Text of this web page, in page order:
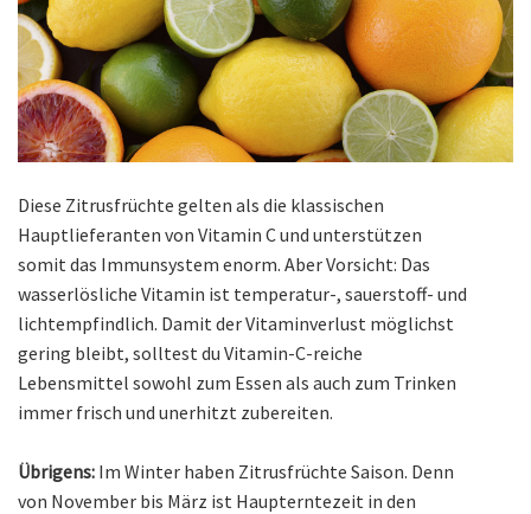
Diese Zitrusfrüchte gelten als die klassischen
Hauptlieferanten von Vitamin C und unterstützen
somit das Immunsystem enorm. Aber Vorsicht: Das
wasserlösliche Vitamin ist temperatur-, sauerstoff- und
lichtempfindlich. Damit der Vitaminverlust möglichst
gering bleibt, solltest du Vitamin-C-reiche
Lebensmittel sowohl zum Essen als auch zum Trinken
immer frisch und unerhitzt zubereiten.
Übrigens: Im Winter haben Zitrusfrüchte Saison. Denn
von November bis März ist Haupterntezeit in den